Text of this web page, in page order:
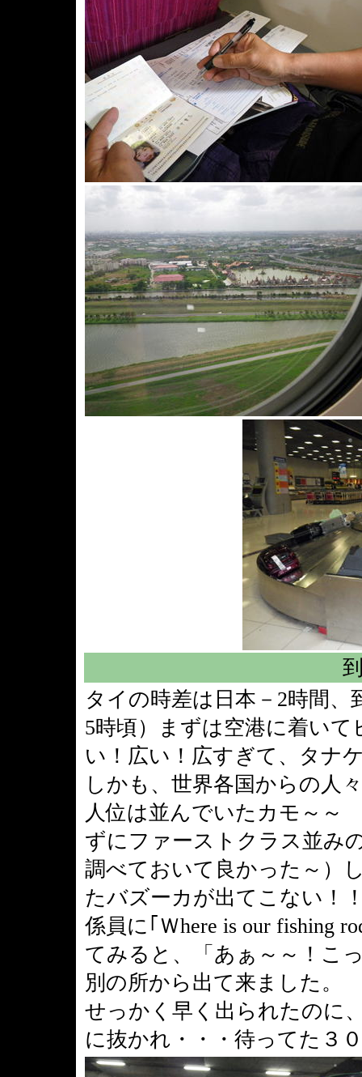
タイの時差は日本－2時間
5時頃）まずは空港に着い
い！広い！広すぎて、タナ
しかも、世界各国からの人
人位は並んでいたカモ～～
ずにファーストクラス並み
調べておいて良かった～）
たバズーカが出てこない！
係員に｢Ｗhere is our fishing
てみると、「あぁ～～！こ
別の所から出て来ました。
せっかく早く出られたのに
に抜かれ・・・待ってた３